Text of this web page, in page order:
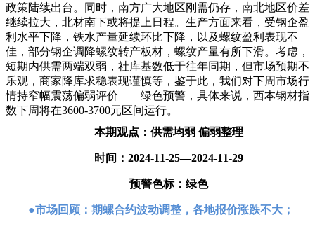
政策陆续出台。同时，南方广大地区刚需仍存，南北地区价差
继续拉大，北材南下或将提上日程。生产方面来看，受钢企盈
利水平下降，铁水产量延续环比下降，以及螺纹盈利表现不
佳，部分钢企调降螺纹转产板材，螺纹产量有所下滑。考虑，
短期内供需两端双弱，社库基数低于往年同期，但市场预期不
乐观，商家降库求稳表现谨慎等，鉴于此，我们对下周市场行
情持窄幅震荡偏弱评价——绿色预警，具体来说，西本钢材指
数下周将在3600-3700元区间运行。
本期观点：供需均弱 偏弱整理
时间：2024-11-25—2024-11-29
预警色标：绿色
●市场回顾：期螺合约波动调整，各地报价涨跌不大；